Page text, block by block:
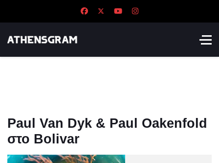
Paul Van Dyk & Paul Oakenfold
στο Bolivar